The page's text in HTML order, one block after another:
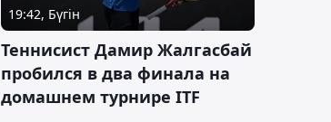
19:42, Бүгін
Теннисист Дамир Жалгасбай
пробился в два финала на
домашнем турнире ITF